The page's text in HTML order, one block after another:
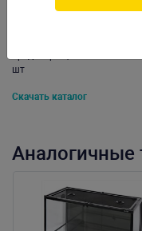
водопады,
шт
Скачать каталог
Аналогичные